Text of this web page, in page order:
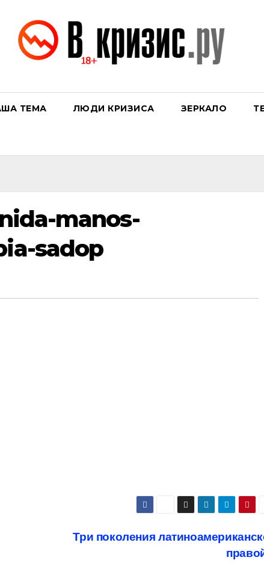
ТЕМА ЛЮДИ КРИЗИСА ЗЕРКАЛО
manos-
sadop
Три поколения